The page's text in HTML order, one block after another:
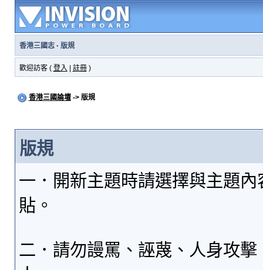
香港三國志· 版規
歡迎訪客 ( 登入 註冊)
香港三國論壇-> 版規
版規
一．開新主題時請選擇與主題
貼。
二．請勿謾罵、誣蔑、人身攻